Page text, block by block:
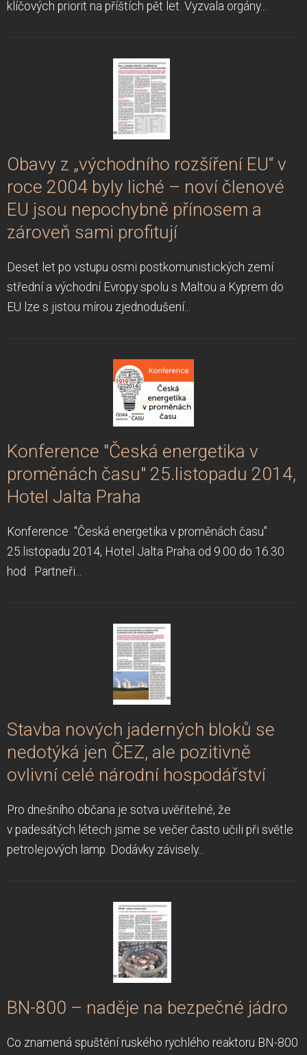
klíčových priorit na příštích pět let. Vyzvala orgány...
Obavy z „východního rozšíření EU“ v
roce 2004 byly liché – noví členové
EU jsou nepochybně přínosem a
zároveň sami profitují
Deset let po vstupu osmi postkomunistických zemí
střední a východní Evropy spolu s Maltou a Kyprem do
EU lze s jistou mírou zjednodušení...
Konference "Česká energetika v
proměnách času" 25.listopadu 2014,
Hotel Jalta Praha
Konference "Česká energetika v proměnách času"
25.listopadu 2014, Hotel Jalta Praha od 9.00 do 16.30
hod Partneři...
Stavba nových jaderných bloků se
nedotýká jen ČEZ, ale pozitivně
ovlivní celé národní hospodářství
Pro dnešního občana je sotva uvěřitelné, že
v padesátých létech jsme se večer často učili při světle
petrolejových lamp. Dodávky závisely...
BN-800 – naděje na bezpečné jádro
Co znamená spuštění ruského rychlého reaktoru BN-800